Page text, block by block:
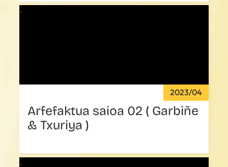
2023/04
Arfefaktua saioa 02 ( Garbiñe
& Txuriya )